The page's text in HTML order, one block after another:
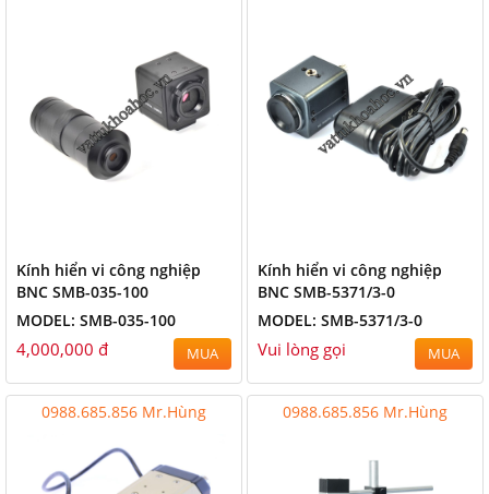
Kính hiển vi công nghiệp
BNC SMB-035-100
MODEL: SMB-035-100
4,000,000 đ MUA
Kính hiển vi công nghiệp
BNC SMB-5371/3-0
MODEL: SMB-5371/3-0
Vui lòng gọi MUA
0988.685.856 Mr.Hùng 0988.685.856 Mr.Hùng